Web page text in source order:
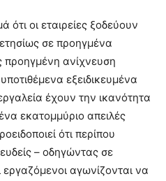
ότι οι εταιρείες ξοδεύουν
σε προηγμένα
ανίχνευση
εξειδικευμένα
έχουν την ικανότητα
εκατομμύριο απειλές
ότι περίπου
– οδηγώντας σε
αγωνίζονται να